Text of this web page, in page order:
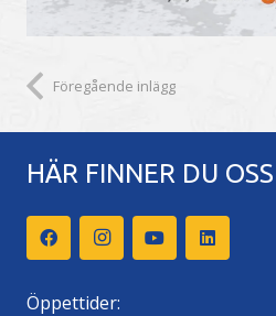
Föregående inlägg
HÄR FINNER DU OSS
Öppettider: